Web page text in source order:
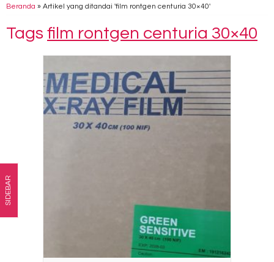
Beranda » Artikel yang ditandai 'film rontgen centuria 30×40'
Tags film rontgen centuria 30×40
SIDEBAR